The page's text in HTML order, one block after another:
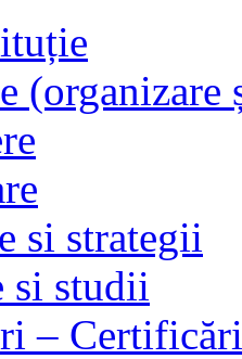
si strategii
si studii
–